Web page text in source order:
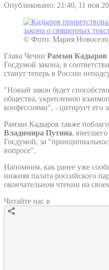
Опубликовано: 21:40, 11 ноя
© Фото: Мария
Глава Чечни Рамзан Кадыров
Госдумой закона, в
станут теперь в России
"Новый закон будет
общества, укреплению
конфессиями", - цитирует его
Рамзан Кадыров также
Владимира Путина, внесшего
Госдумой, за
вопросе".
Напомним, как ранее уже
нижняя палата российского
окончательном чтении на
Читайте нас в